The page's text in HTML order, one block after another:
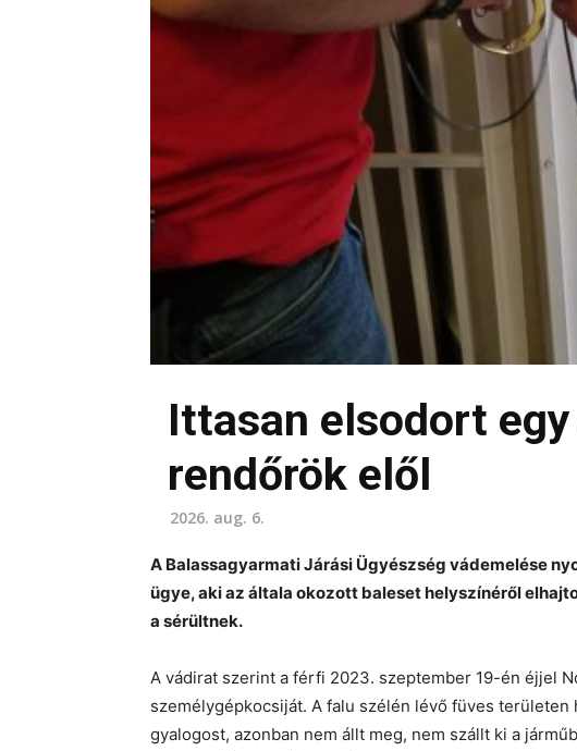
Ittasan elsodort
rendőrök elől
2026. aug. 6.
A Balassagyarmati Járási Ügyészség vádemelése
ügye, aki az általa okozott baleset helyszínéről
a sérültnek.
A vádirat szerint a férfi 2023. szeptember 19-én éjjel
személygépkocsiját. A falu szélén lévő füves
gyalogost, azonban nem állt meg, nem szállt ki a